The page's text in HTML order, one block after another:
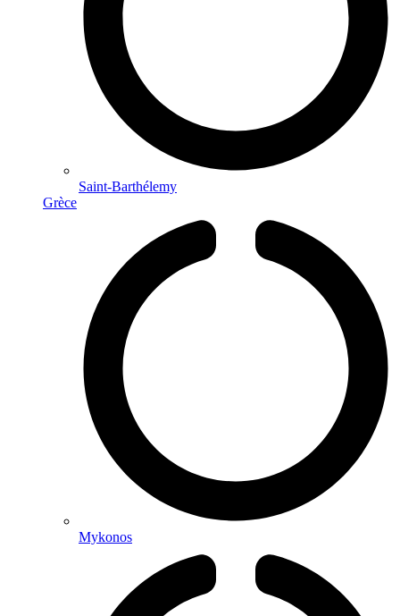
Saint-Barthélemy
Grèce
Mykonos